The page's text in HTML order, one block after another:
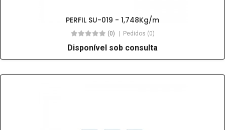
PERFIL SU-019 - 1,748Kg/m
(0) Pedidos (0)
Disponível sob consulta